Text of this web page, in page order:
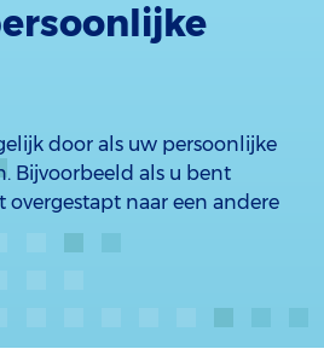
door als uw persoonlijke
Bijvoorbeeld als u bent
overgestapt naar een andere